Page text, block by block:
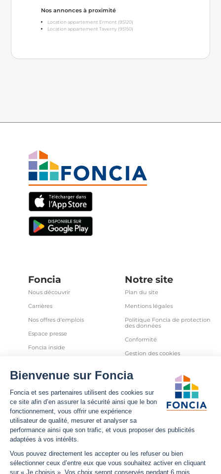
Nos annonces à proximité
Location appartement Ermont (95120)
Location appartement Taverny (95150)
Foncia
Nous découvrir
Carrières
Nos offres d'emplois
Espace presse
Foncia inside
Partenaires
Notre site
Plan du site
Mentions légales
Politique Foncia de protection
des données
Conformité
Gestion des cookies
et autres traceurs
Sécurité informatique
Déclaration d'accessibilité
Infos utiles
Nous contacter
Estimation bien immobilier
Nous suivre
Facebook
LinkedIn